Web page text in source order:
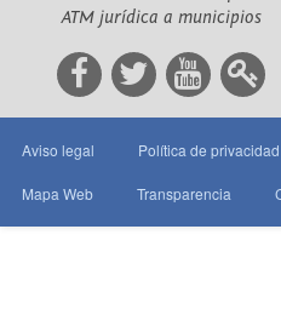
ATM jurídica a municipios
Aviso legal Política de privacidad
Mapa Web Transparencia